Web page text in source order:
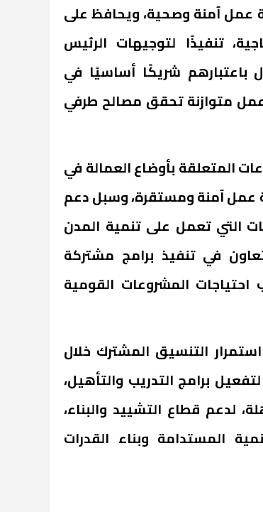
عمل آمنة وصحية، ويحافظ على
تنفيذًا لتوجيهات الرئيس
باعتبارهم شريكًا أساسيًا في
عمل متوازنة تحقق مصالح طرفي
المتعلقة بأوضاع العمالة في
عمل آمنة ومستقرة، وسبل دعم
التي تعمل على تنمية المدن
في تنفيذ برامج مشتركة
احتياجات المشروعات القومية
التنسيق المشترك خلال
برامج التدريب والتأهيل،
لدعم قطاع التشييد والبناء،
المستدامة وبناء القدرات